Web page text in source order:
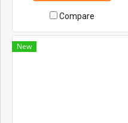
Compare
New